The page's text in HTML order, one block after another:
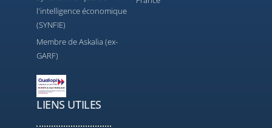
l'intelligence économique
(SYNFIE)
Membre de Askalia (ex-
GARF)
LIENS UTILES